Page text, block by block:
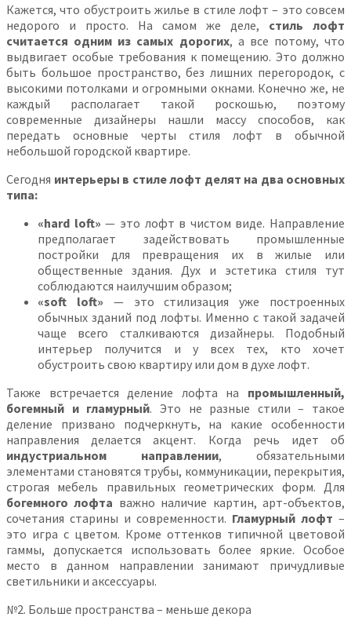
Кажется, что обустроить жилье в стиле лофт – это совсем
недорого и просто. На самом же деле, стиль лофт
считается одним из самых дорогих, а все потому, что
выдвигает особые требования к помещению. Это должно
быть большое пространство, без лишних перегородок, с
высокими потолками и огромными окнами. Конечно же, не
каждый располагает такой роскошью, поэтому
современные дизайнеры нашли массу способов, как
передать основные черты стиля лофт в обычной
небольшой городской квартире.
Сегодня интерьеры в стиле лофт делят на два основных
типа:
«hard loft» — это лофт в чистом виде. Направление
предполагает задействовать промышленные
постройки для превращения их в жилые или
общественные здания. Дух и эстетика стиля тут
соблюдаются наилучшим образом;
«soft loft» — это стилизация уже построенных
обычных зданий под лофты. Именно с такой задачей
чаще всего сталкиваются дизайнеры. Подобный
интерьер получится и у всех тех, кто хочет
обустроить свою квартиру или дом в духе лофт.
Также встречается деление лофта на промышленный,
богемный и гламурный. Это не разные стили – такое
деление призвано подчеркнуть, на какие особенности
направления делается акцент. Когда речь идет об
индустриальном направлении, обязательными
элементами становятся трубы, коммуникации, перекрытия,
строгая мебель правильных геометрических форм. Для
богемного лофта важно наличие картин, арт-объектов,
сочетания старины и современности. Гламурный лофт –
это игра с цветом. Кроме оттенков типичной цветовой
гаммы, допускается использовать более яркие. Особое
место в данном направлении занимают причудливые
светильники и аксессуары.
№2. Больше пространства – меньше декора